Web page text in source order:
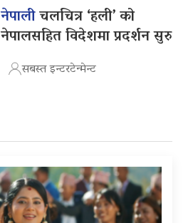
नेपालीचलचित्र ‘हली’ को
नेपालसहित विदेशमा प्रदर्शन सुरु
सबस्त इन्टरटेन्मेन्ट